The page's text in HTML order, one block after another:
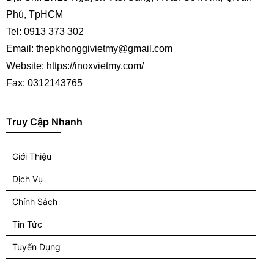
Phú, TpHCM
Tel: 0913 373 302
Email: thepkhonggivietmy@gmail.com
Website: https://inoxvietmy.com/
Fax: 0312143765
Truy Cập Nhanh
Giới Thiệu
Dịch Vụ
Chính Sách
Tin Tức
Tuyển Dụng